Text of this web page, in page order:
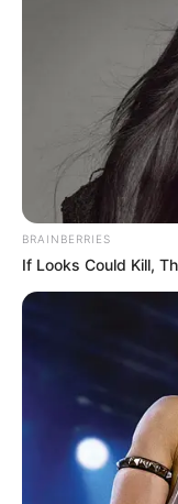
Uno de los
rábano es su
contenido de
intestinal,
BRAINBERRIES
If Looks Could Kill,